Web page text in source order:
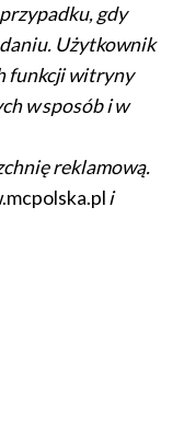
gdy
Użytkownik
funkcji witryny
w sposób i w
reklamową.
i